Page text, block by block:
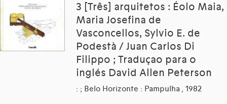
3 [Três] arquitetos : Éolo Maia,
Maria Josefina de
Vasconcellos, Sylvio E. de
Podestà / Juan Carlos Di
Filippo ; Traduçao para o
inglés David Allen Peterson
: ; Belo Horizonte : Pampulha , 1982